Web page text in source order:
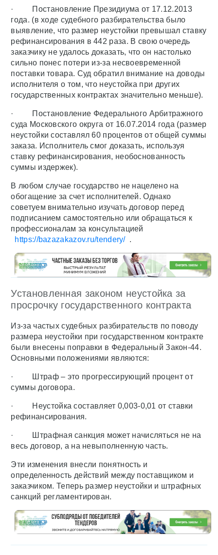
· Постановление Президиума от 17.12.2013
года. (в ходе судебного разбирательства было
выявление, что размер неустойки превышал ставку
рефинансирования в 442 раза. В свою очередь
заказчику не удалось доказать, что он настолько
сильно понес потери из-за несвоевременной
поставки товара. Суд обратил внимание на доводы
исполнителя о том, что неустойка при других
государственных контрактах значительно меньше).
· Постановление Федерального Арбитражного
суда Московского округа от 16.07.2014 года (размер
неустойки составлял 60 процентов от общей суммы
заказа. Исполнитель смог доказать, используя
ставку рефинансирования, необоснованность
суммы издержек).
В любом случае государство не нацелено на
обогащение за счет исполнителей. Однако
советуем внимательно изучать договор перед
подписанием самостоятельно или обращаться к
профессионалам за консультацией
https://bazazakazov.ru/tendery/ .
Установленная законом неустойка за
просрочку государственного контракта
Из-за частых судебных разбирательств по поводу
размера неустойки при государственном контракте
были внесены поправки в Федеральный Закон-44.
Основными положениями являются:
· Штраф – это прогрессирующий процент от
суммы договора.
· Неустойка составляет 0,003-0,01 от ставки
рефинансирования.
· Штрафная санкция может начисляться не на
весь договор, а на невыполненную часть.
Эти изменения внесли понятность и
определенность действий между поставщиком и
заказчиком. Теперь размер неустойки и штрафных
санкций регламентирован.